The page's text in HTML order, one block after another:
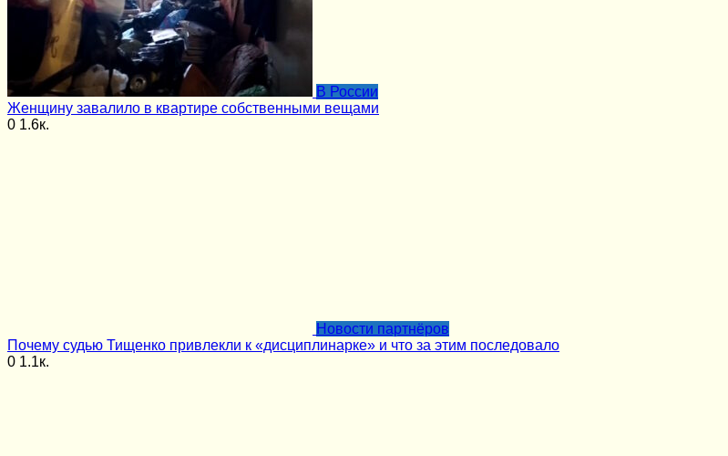
В России
Женщину завалило в квартире собственными вещами
0 1.6к.
Новости партнёров
Почему судью Тищенко привлекли к «дисциплинарке» и что за этим последовало
0 1.1к.